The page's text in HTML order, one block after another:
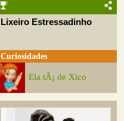
Lixeiro Estressadinho
Curiosidades
Ela tÃ¡ de Xico